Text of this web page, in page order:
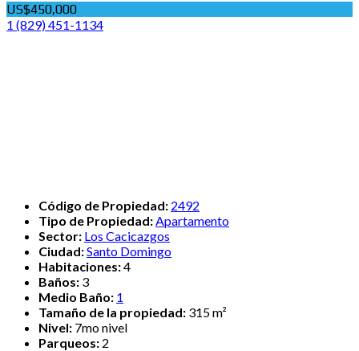
US$450,000
1 (829) 451-1134
Código de Propiedad: 2492
Tipo de Propiedad:Apartamento
Sector: Los Cacicazgos
Ciudad:Santo Domingo
Habitaciones:4
Baños: 3
Medio Baño: 1
Tamaño de la propiedad: 315 m²
Nivel: 7mo nivel
Parqueos: 2